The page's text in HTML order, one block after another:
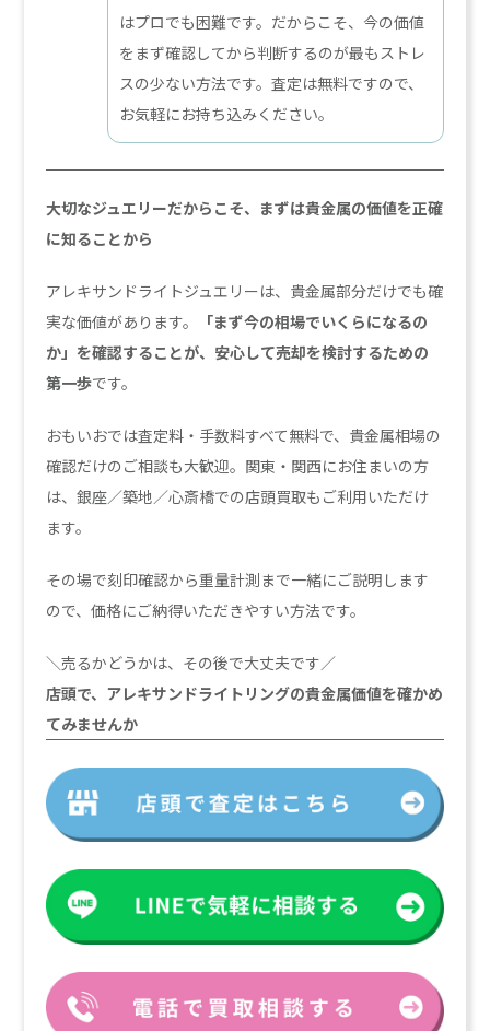
はプロでも困難です。だからこそ、今の価値
をまず確認してから判断するのが最もストレ
スの少ない方法です。査定は無料ですので、
お気軽にお持ち込みください。
大切なジュエリーだからこそ、まずは貴金属の価値を正確
に知ることから
アレキサンドライトジュエリーは、貴金属部分だけでも確
実な価値があります。
「まず今の相場でいくらになるの
か」を確認することが、安心して売却を検討するための
第一歩です。
おもいおでは査定料・手数料すべて無料で、貴金属相場の
確認だけのご相談も大歓迎。関東・関西にお住まいの方
は、銀座／築地／心斎橋での店頭買取もご利用いただけ
ます。
その場で刻印確認から重量計測まで一緒にご説明します
ので、価格にご納得いただきやすい方法です。
＼売るかどうかは、その後で大丈夫です／
店頭で、アレキサンドライトリングの貴金属価値を確かめ
てみませんか